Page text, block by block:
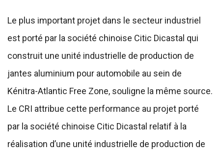
Le plus important projet dans le secteur industriel
est porté par la société chinoise Citic Dicastal qui
construit une unité industrielle de production de
jantes aluminium pour automobile au sein de
Kénitra-Atlantic Free Zone, souligne la même source.
Le CRI attribue cette performance au projet porté
par la société chinoise Citic Dicastal relatif à la
réalisation d’une unité industrielle de production de